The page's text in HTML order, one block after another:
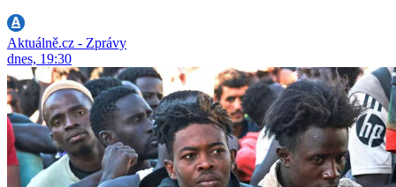
Aktuálně.cz - Zprávy
dnes, 19:30